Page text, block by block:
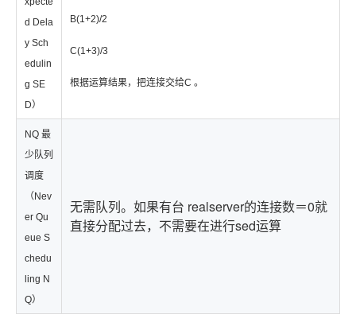
d Dela
y Sch
edulin
g SE
D）
B(1+2)/2
C(1+3)/3
根据运算结果，把连接交给C 。
NQ 最
少队列
调度
（Nev
er Qu
eue S
chedu
ling N
Q）
无需队列。如果有台 realserver的连接数＝0就
直接分配过去，不需要在进行sed运算